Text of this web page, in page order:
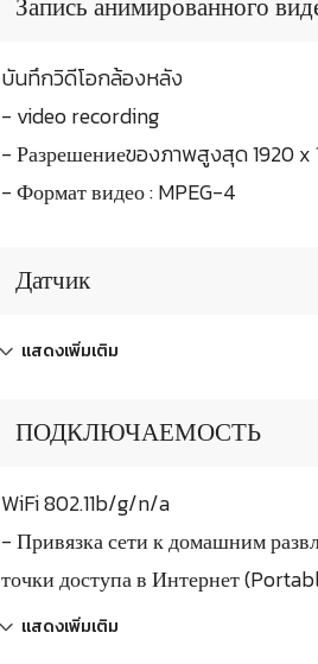
บันทึกวิดีโอกล้องหลัง
- video recording
- Разрешениеของภาพสูงสุด 1920 x
- Формат видео : MPEG-4
Датчик
แสดงเพิ่มเติม
ПОДКЛЮЧАЕМОСТЬ
WiFi 802.11b/g/n/a
- Привязка сети к домашним
точки доступа в Интернет
แสดงเพิ่มเติม